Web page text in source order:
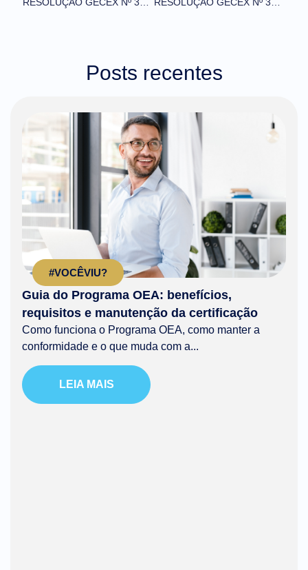
Posts recentes
#VOCÊVIU?
Guia do Programa OEA: benefícios,
requisitos e manutenção da certificação
Como funciona o Programa OEA, como manter a
conformidade e o que muda com a...
LEIA MAIS